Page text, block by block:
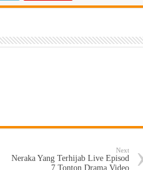
Next
Neraka Yang Terhijab Live Episod
7 Tonton Drama Video